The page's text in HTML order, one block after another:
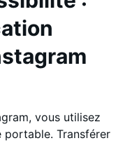
vous utilisez
Transférer